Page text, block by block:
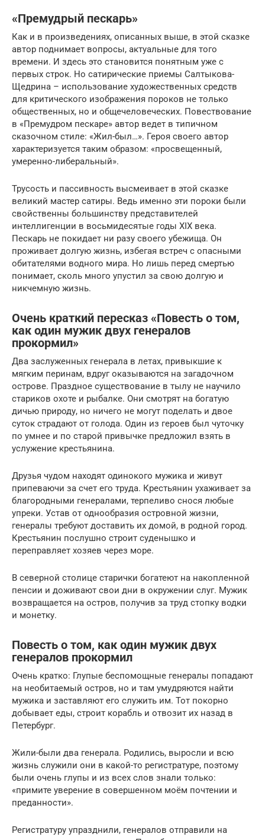
«Премудрый пескарь»
Как и в произведениях, описанных выше, в этой сказке
автор поднимает вопросы, актуальные для того
времени. И здесь это становится понятным уже с
первых строк. Но сатирические приемы Салтыкова-
Щедрина – использование художественных средств
для критического изображения пороков не только
общественных, но и общечеловеческих. Повествование
в «Премудром пескаре» автор ведет в типичном
сказочном стиле: «Жил-был…». Героя своего автор
характеризуется таким образом: «просвещенный,
умеренно-либеральный».
Трусость и пассивность высмеивает в этой сказке
великий мастер сатиры. Ведь именно эти пороки были
свойственны большинству представителей
интеллигенции в восьмидесятые годы XIX века.
Пескарь не покидает ни разу своего убежища. Он
проживает долгую жизнь, избегая встреч с опасными
обитателями водного мира. Но лишь перед смертью
понимает, сколь много упустил за свою долгую и
никчемную жизнь.
Очень краткий пересказ «Повесть о том,
как один мужик двух генералов
прокормил»
Два заслуженных генерала в летах, привыкшие к
мягким перинам, вдруг оказываются на загадочном
острове. Праздное существование в тылу не научило
стариков охоте и рыбалке. Они смотрят на богатую
дичью природу, но ничего не могут поделать и двое
суток страдают от голода. Один из героев был чуточку
по умнее и по старой привычке предложил взять в
услужение крестьянина.
Друзья чудом находят одинокого мужика и живут
припеваючи за счет его труда. Крестьянин ухаживает за
благородными генералами, терпеливо снося любые
упреки. Устав от однообразия островной жизни,
генералы требуют доставить их домой, в родной город.
Крестьянин послушно строит суденышко и
переправляет хозяев через море.
В северной столице старички богатеют на накопленной
пенсии и доживают свои дни в окружении слуг. Мужик
возвращается на остров, получив за труд стопку водки
и монетку.
Повесть о том, как один мужик двух
генералов прокормил
Очень кратко: Глупые беспомощные генералы попадают
на необитаемый остров, но и там умудряются найти
мужика и заставляют его служить им. Тот покорно
добывает еды, строит корабль и отвозит их назад в
Петербург.
Жили-были два генерала. Родились, выросли и всю
жизнь служили они в какой-то регистратуре, поэтому
были очень глупы и из всех слов знали только:
«примите уверение в совершенном моём почтении и
преданности».
Регистратуру упразднили, генералов отправили на